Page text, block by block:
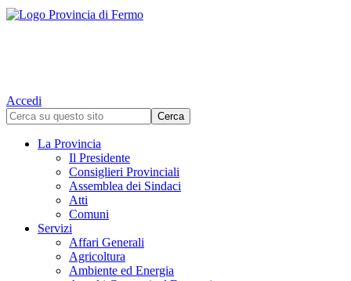
Accedi
La Provincia
Il Presidente
Consiglieri Provinciali
Assemblea dei Sindaci
Atti
Comuni
Servizi
Affari Generali
Agricoltura
Ambiente ed Energia